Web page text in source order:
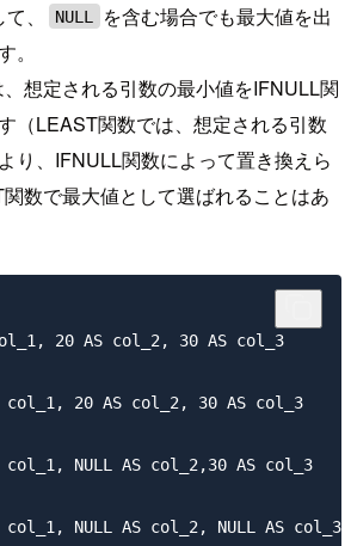
、 NULL
を含む場合でも最大値を出
。
想定される引数の最小値をIFNULL関
（LEAST関数では、想定される引数
り、IFNULL関数によって置き換えら
数で最大値として選ばれることはあ
20 AS col_2, 30 AS col_3
col_1, 20 AS col_2, 30 AS col_3
col_1, NULL AS col_2,30 AS col_3
col_1, NULL AS col_2, NULL AS col_3